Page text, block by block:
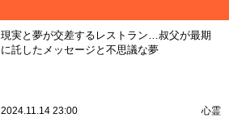
現実と夢が交差するレストラン…叔父が最期
に託したメッセージと不思議な夢
2024.11.14 23:00 心霊